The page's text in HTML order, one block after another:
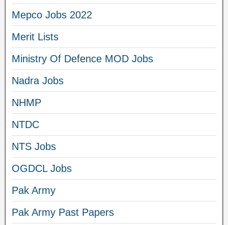
Mepco Jobs 2022
Merit Lists
Ministry Of Defence MOD Jobs
Nadra Jobs
NHMP
NTDC
NTS Jobs
OGDCL Jobs
Pak Army
Pak Army Past Papers